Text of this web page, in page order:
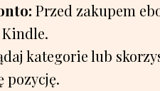
Przed zakupem
kategorie lub
pozycję.